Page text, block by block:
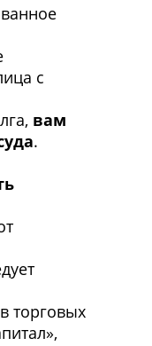
с
вам
.
торговых